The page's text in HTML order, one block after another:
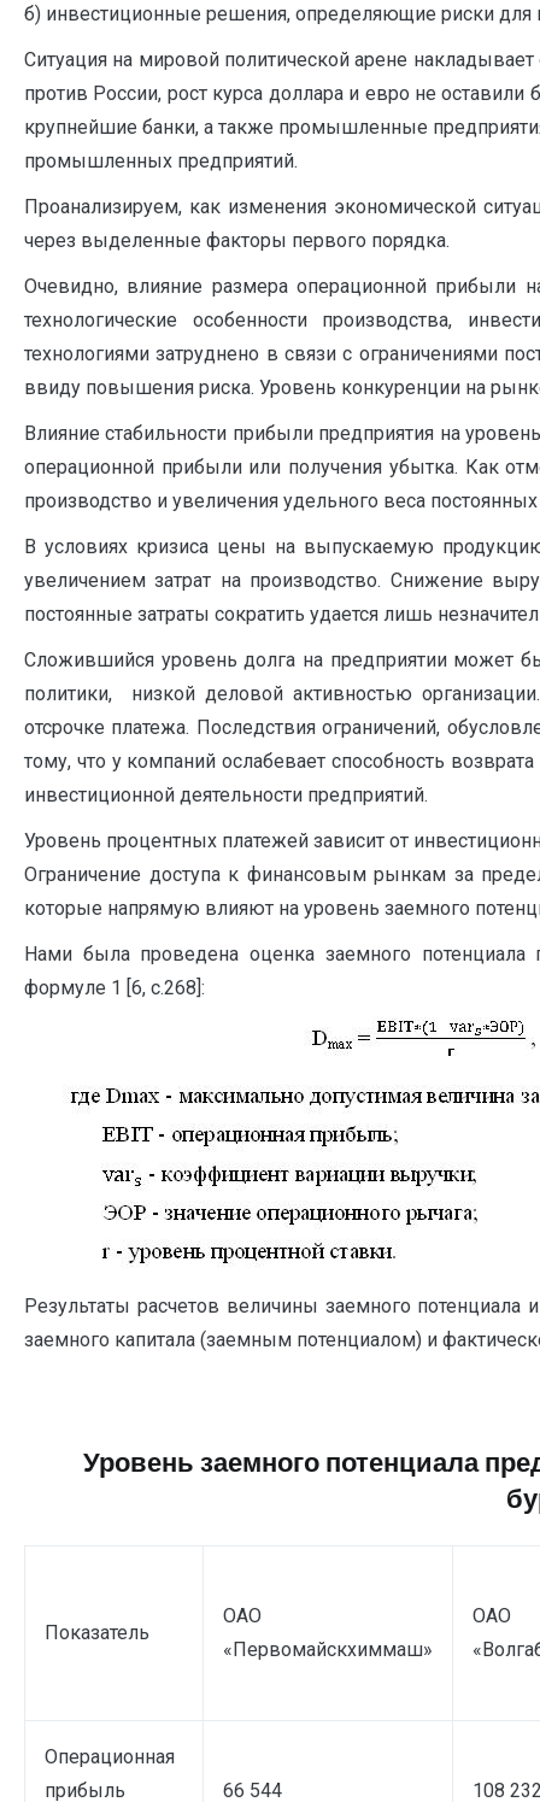
б) инвестиционные решения, определяющие риски для
Ситуация на мировой политической арене
против России, рост курса доллара и евро не
крупнейшие банки, а также промышленные
промышленных предприятий.
Проанализируем, как изменения экономической
через выделенные факторы первого порядка.
Очевидно, влияние размера операционной прибыли
технологические особенности производства,
технологиями затруднено в связи с ограничениями
ввиду повышения риска. Уровень конкуренции на
Влияние стабильности прибыли предприятия на
операционной прибыли или получения убытка. Как
производство и увеличения удельного веса
В условиях кризиса цены на выпускаемую
увеличением затрат на производство. Снижение
постоянные затраты сократить удается лишь
Сложившийся уровень долга на предприятии может
политики, низкой деловой активностью
отсрочке платежа. Последствия ограничений,
тому, что у компаний ослабевает способность
инвестиционной деятельности предприятий.
Уровень процентных платежей зависит от
Ограничение доступа к финансовым рынкам за
которые напрямую влияют на уровень заемного
Нами была проведена оценка заемного потенциала
формуле 1 [6, с.268]:
Результаты расчетов величины заемного
заемного капитала (заемным потенциалом) и
Уровень заемного потенциала
Показатель
ОАО
«Первомайскхиммаш»
ОАО
Операционная
прибыль
66 544 108